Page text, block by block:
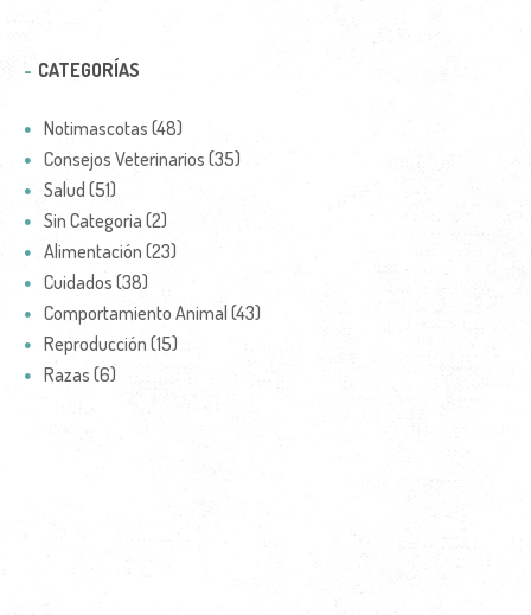
CATEGORÍAS
Notimascotas (48)
Consejos Veterinarios (35)
Salud (51)
Sin Categoria (2)
Alimentación (23)
Cuidados (38)
Comportamiento Animal (43)
Reproducción (15)
Razas (6)